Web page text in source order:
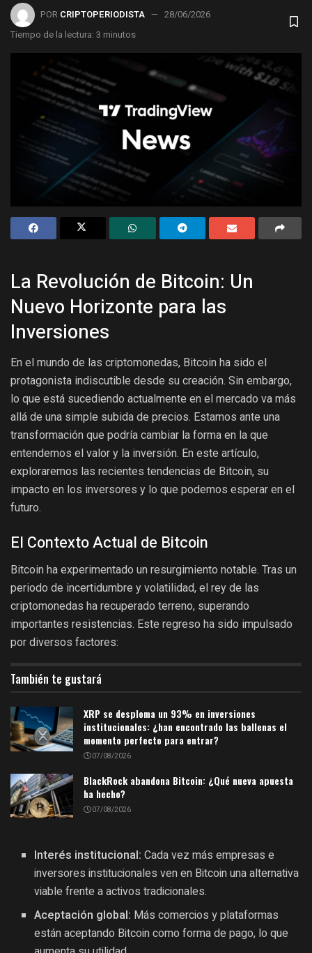
POR CRIPTOPERIODISTA
28/06/2026
Tiempo de la lectura: 3 minutos
La Revolución de Bitcoin: Un
Nuevo Horizonte para las
Inversiones
En el mundo de las criptomonedas, Bitcoin ha sido el
protagonista indiscutible desde su creación. Sin embargo,
lo que está sucediendo actualmente en el mercado va más
allá de una simple subida de precios. Estamos ante una
transformación que podría cambiar la forma en la que
entendemos el valor y la inversión. En este artículo,
exploraremos las recientes tendencias de Bitcoin, su
impacto en los inversores y lo que podemos esperar en el
futuro.
El Contexto Actual de Bitcoin
Bitcoin ha experimentado un resurgimiento notable. Tras un
periodo de incertidumbre y volatilidad, el rey de las
criptomonedas ha recuperado terreno, superando
importantes resistencias. Este regreso ha sido impulsado
por diversos factores:
También te gustará
XRP se desploma un 93% en inversiones
institucionales: ¿han encontrado las ballenas el
momento perfecto para entrar?
07/08/2026
BlackRock abandona Bitcoin: ¿Qué nueva apuesta
ha hecho?
07/08/2026
Interés institucional: Cada vez más empresas e
inversores institucionales ven en Bitcoin una alternativa
viable frente a activos tradicionales.
Aceptación global: Más comercios y plataformas
están aceptando Bitcoin como forma de pago, lo que